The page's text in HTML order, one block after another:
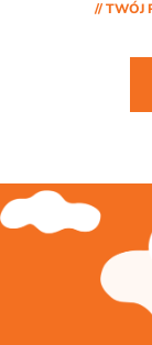
// TWÓJ